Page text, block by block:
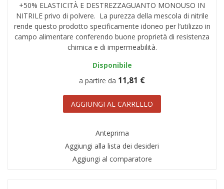
+50% ELASTICITÀ E DESTREZZAGUANTO MONOUSO IN
NITRILE privo di polvere. La purezza della mescola di nitrile
rende questo prodotto specificamente idoneo per l’utilizzo in
campo alimentare conferendo buone proprietà di resistenza
chimica e di impermeabilità.
Disponibile
a partire da 11,81 €
AGGIUNGI AL CARRELLO
Anteprima
Aggiungi alla lista dei desideri
Aggiungi al comparatore